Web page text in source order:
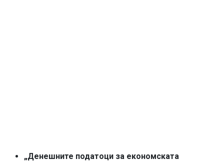
„Денешните податоци за економската